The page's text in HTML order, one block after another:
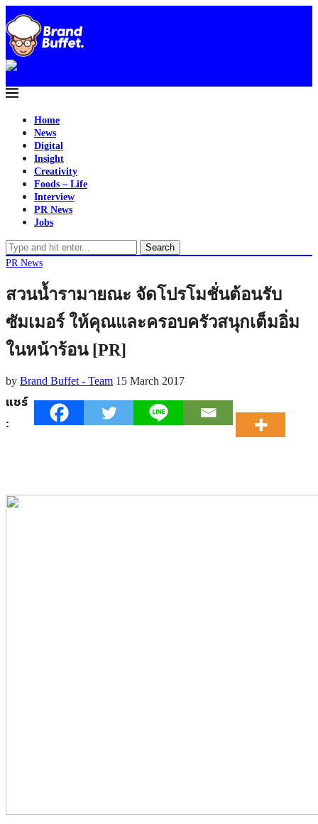
Home
News
Digital
Insight
Creativity
Foods – Life
Interview
PR News
Jobs
Search
PR News
สวนน้ำรามายณะ จัดโปรโมชั่นต้อนรับ
ซัมเมอร์ ให้คุณและครอบครัวสนุกเต็มอิ่ม
ในหน้าร้อน [PR]
by Brand Buffet - Team 15 March 2017
แชร์
: